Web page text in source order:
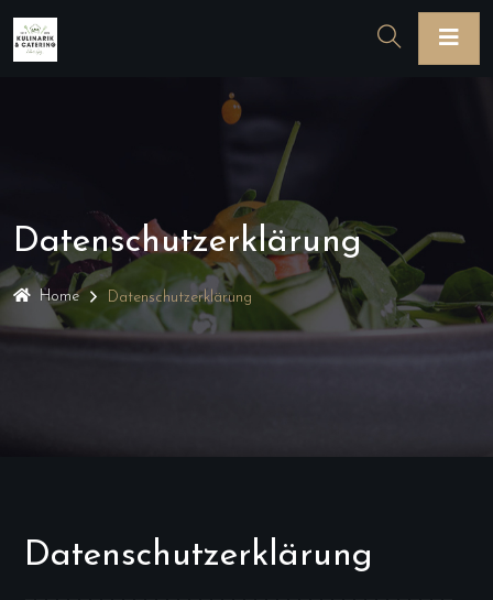
Datenschutzerklärung
Home Datenschutzerklärung
Datenschutzerklärung